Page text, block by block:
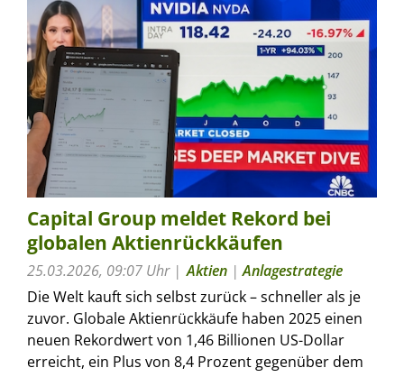
Capital Group meldet Rekord bei
globalen Aktienrückkäufen
25.03.2026, 09:07 Uhr Aktien |Anlagestrategie
Die Welt kauft sich selbst zurück – schneller als je
zuvor. Globale Aktienrückkäufe haben 2025 einen
neuen Rekordwert von 1,46 Billionen US-Dollar
erreicht, ein Plus von 8,4 Prozent gegenüber dem